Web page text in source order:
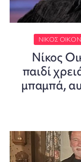
ΝΊΚΟΣ
Νίκος
παιδί
μπαμπά,